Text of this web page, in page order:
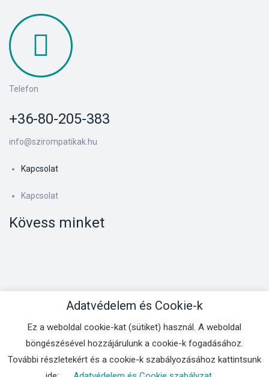
Telefon
+36-80-205-383
info@szirompatikak.hu
Kapcsolat
Kapcsolat
Kövess minket
Kapcsolat
Copyright © 2025BSS Kft. . All Rights Reserved.
Adatvédelem és Cookie-k
Ez a weboldal cookie-kat (sütiket) használ. A weboldal
böngészésével hozzájárulunk a cookie-k fogadásához.
További részletekért és a cookie-k szabályozásához kattintsunk